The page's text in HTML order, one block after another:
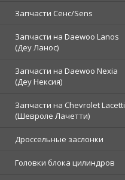
Запчасти Сенс/Sens
Запчасти на Daewoo Lanos
(Деу Ланос)
Запчасти на Daewoo Nexia
(Деу Нексия)
Запчасти на Chevrolet Lacetti
(Шевроле Лачетти)
Дроссельные заслонки
Головки блока цилиндров